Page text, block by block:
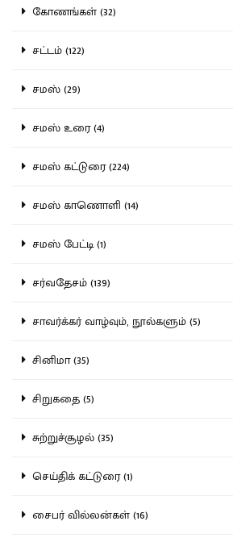
கோணங்கள் (32)
சட்டம் (122)
சமஸ் (29)
சமஸ் உரை (4)
சமஸ் கட்டுரை (224)
சமஸ் காணொளி (14)
சமஸ் பேட்டி (1)
சர்வதேசம் (139)
சாவர்க்கர் வாழ்வும், நூல்களும் (5)
சினிமா (35)
சிறுகதை (5)
சுற்றுச்சூழல் (35)
செய்திக் கட்டுரை (1)
சைபர் வில்லன்கள் (16)